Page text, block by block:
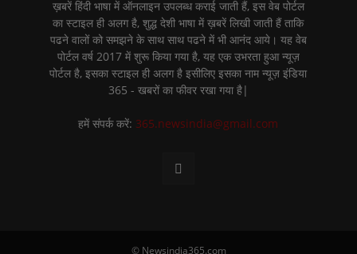
ख़बरें हिंदी भाषा में ऑनलाइन उपलब्ध कराई जाती हैं, इस वेब पोर्टल
का स्टाइल ही अलग है, शुद्ध देशी भाषा में ख़बरें लिखी जाती हैं ताकि
पढने वालों को समझने के साथ साथ पढने में भी आनंद आये। यह वेब
पोर्टल वर्ष 2017 में शुरू किया गया है, यह एक उभरता हुआ न्यूज़
पोर्टल है, इसका स्टाइल ही अलग है इसीलिए इसका नाम न्यूज़ इंडिया
365 - खबरों का फीवर रखा गया है|
हमें संपर्क करें: 365.newsindia@gmail.com
© Newsindia365.com